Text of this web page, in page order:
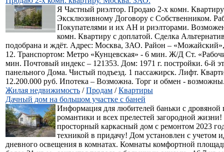
Я Частный риэлтор. Продаю 2-х комн.
Эксклюзивному Договору с Собственником.
Покупателями и их АН и риэлторами.
комн. Квартиру с доплатой. Сделка
подобрана и ждёт. Адрес: Москва, ЗАО. Район –
12. Транспортом: Метро «Кунцевская» - 6 мин. Ж/Д Ст.
мин. Почтовый индекс – 121353. Дом: 1971 г. постройки. 6-й
панельного Дома. Чистый подъезд. 1 пассажирск. Лифт.
12.200.000 руб. Ипотека – Возможна. Торг и обмен -
Жилая недвижимость /Продам /Квартиры
Дачный дом на большом участке с баней
Информация для любителей баньки с дровяной
романтики и всех прелестей загородной жизни!
просторный каркасный дом с ремонтом 2023
техникой в придачу! Дом установлен с учетом
дневного освещения в комнатах. Комнаты комфортной